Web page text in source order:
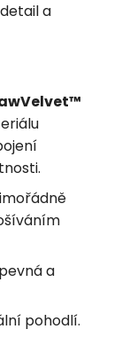
a
a
pohodlí.